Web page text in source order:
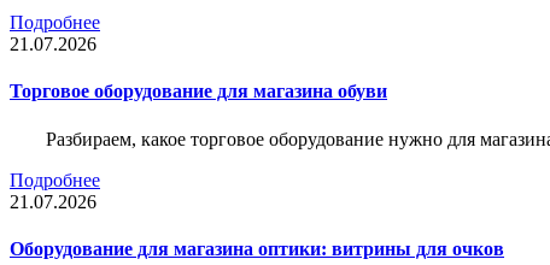
Подробнее
21.07.2026
Торговое оборудование для магазина обуви
Разбираем, какое торговое оборудование нужно для
Подробнее
21.07.2026
Оборудование для магазина оптики: витрины для очков